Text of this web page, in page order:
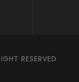
RESERVED